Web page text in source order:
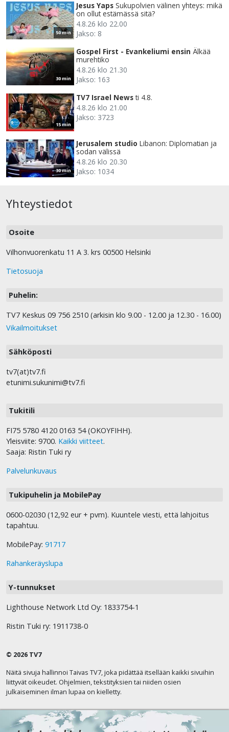
50 min
Jesus Yaps Sukupolvien välinen yhteys: mikä
on ollut estämässä sitä?
4.8.26 klo 22.00
Jakso: 8
30 min
Gospel First - Evankeliumi ensin Älkää
murehtiko
4.8.26 klo 21.30
Jakso: 163
15 min
TV7 Israel News ti 4.8.
4.8.26 klo 21.00
Jakso: 3723
30 min
Jerusalem studio Libanon: Diplomatian ja
sodan välissä
4.8.26 klo 20.30
Jakso: 1034
Yhteystiedot
Osoite
Vilhonvuorenkatu 11 A 3. krs 00500 Helsinki
Tietosuoja
Puhelin:
TV7 Keskus 09 756 2510 (arkisin klo 9.00 - 12.00 ja 12.30 - 16.00)
Vikailmoitukset
Sähköposti
tv7(at)tv7.fi
etunimi.sukunimi@tv7.fi
Tukitili
FI75 5780 4120 0163 54 (OKOYFIHH).
Yleisviite: 9700. Kaikki viitteet.
Saaja: Ristin Tuki ry
Palvelunkuvaus
Tukipuhelin ja MobilePay
0600-02030 (12,92 eur + pvm). Kuuntele viesti, että lahjoitus
tapahtuu.
MobilePay: 91717
Rahankeräyslupa
Y-tunnukset
Lighthouse Network Ltd Oy: 1833754-1
Ristin Tuki ry: 1911738-0
© 2026 TV7
Näitä sivuja hallinnoi Taivas TV7, joka pidättää itsellään kaikki sivuihin
liittyvät oikeudet. Ohjelmien, tekstityksien tai niiden osien
julkaiseminen ilman lupaa on kielletty.